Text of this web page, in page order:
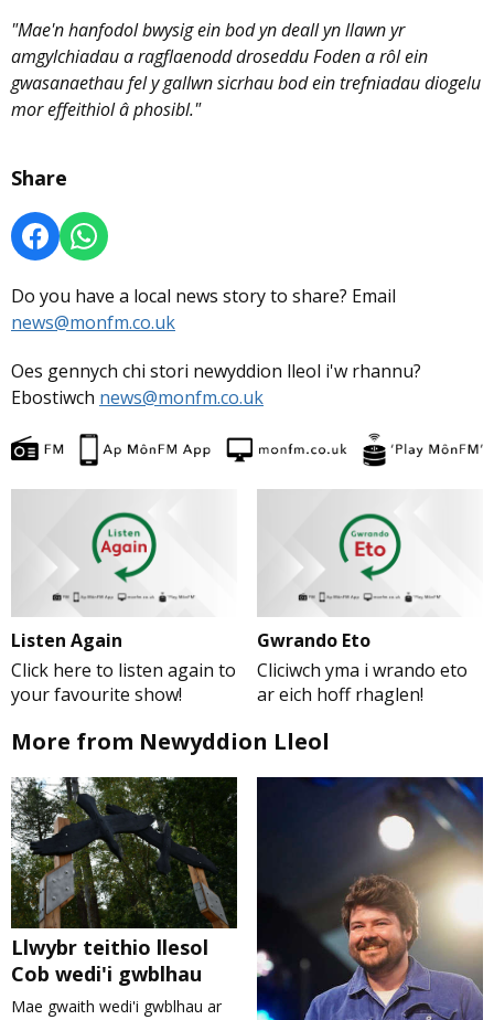
"Mae'n hanfodol bwysig ein bod yn deall yn llawn yr
amgylchiadau a ragflaenodd droseddu Foden a rôl ein
gwasanaethau fel y gallwn sicrhau bod ein trefniadau diogelu
mor effeithiol â phosibl."
Share
Do you have a local news story to share? Email
news@monfm.co.uk
Oes gennych chi stori newyddion lleol i'w rhannu?
Ebostiwch news@monfm.co.uk
Listen Again
Click here to listen again to
your favourite show!
Gwrando Eto
Cliciwch yma i wrando eto
ar eich hoff rhaglen!
More from Newyddion Lleol
Llwybr teithio llesol
Cob wedi'i gwblhau
Mae gwaith wedi'i gwblhau ar